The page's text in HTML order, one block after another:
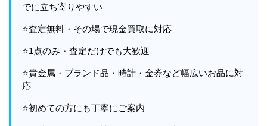
でに立ち寄りやすい
⭐査定無料・その場で現金買取に対応
⭐1点のみ・査定だけでも大歓迎
⭐貴金属・ブランド品・時計・金券など幅広いお品に対
応
⭐初めての方にも丁寧にご案内